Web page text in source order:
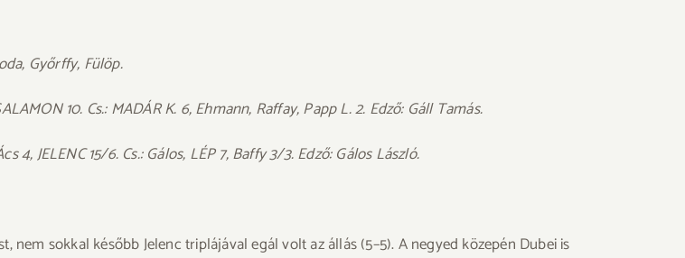
Győrffy, Fülöp.
10. Cs.: MADÁR K. 6, Ehmann, Raffay, Papp L. 2. Edző: Gáll Tamás.
4, JELENC 15/6. Cs.: Gálos, LÉP 7, Baffy 3/3. Edző: Gálos László.
sokkal később Jelenc triplájával egál volt az állás (5–5). A negyed közepén Dubei is